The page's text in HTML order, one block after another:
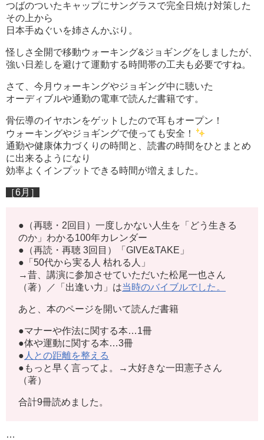
つばのついたキャップにサングラスで完全日焼け対策した
その上から
日本手ぬぐいを姉さんかぶり。
怪しさ全開で移動ウォーキング&ジョギングをしましたが、
強い日差しを避けて運動する時間帯の工夫も必要ですね。
さて、今月ウォーキングやジョギング中に聴いた
オーディブルや通勤の電車で読んだ書籍です。
骨伝導のイヤホンをゲットしたので耳もオープン！
ウォーキングやジョギングで使っても安全！
通勤や健康体力づくりの時間と、読書の時間をひとまとめ
に出来るようになり
効率よくインプットできる時間が増えました。
［6月］
●（再聴・2回目）一度しかない人生を「どう生きる
のか」わかる100年カレンダー
●（再読・再聴 3回目）「GIVE&TAKE」
●「50代から実る人 枯れる人」
→昔、講演に参加させていただいた松尾一也さん
（著）／「出逢い力」は当時のバイブルでした。
あと、本のページを開いて読んだ書籍
●マナーや作法に関する本…1冊
●体や運動に関する本…3冊
● 人との距離を整える
●もっと早く言ってよ。→大好きな一田憲子さん
（著）
合計9冊読めました。
…